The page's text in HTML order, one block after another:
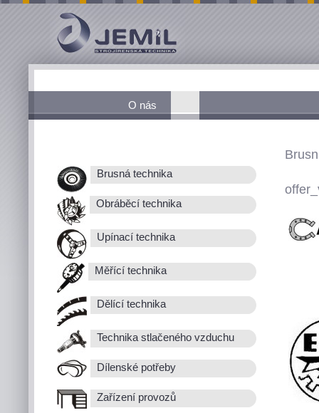
O nás
Brusná technika
Obráběcí technika
Upínací technika
Měřící technika
Dělící technika
Technika stlačeného vzduchu
Dílenské potřeby
Zařízení provozů